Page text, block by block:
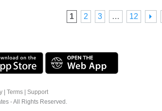
1 2 3 … 12
Terms
Support
- All Rights Reserved.